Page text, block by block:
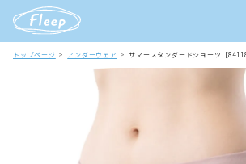
トップページ アンダーウェア サマースタンダードショーツ【84118